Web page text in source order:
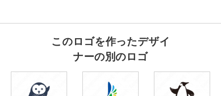
このロゴを作ったデザイ
ナーの別のロゴ